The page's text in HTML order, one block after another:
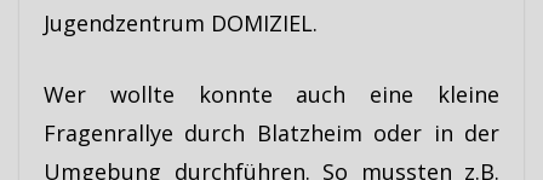
Jugendzentrum DOMIZIEL.
Wer wollte konnte auch eine kleine
Fragenrallye durch Blatzheim oder in der
Umgebung durchführen. So mussten z.B.